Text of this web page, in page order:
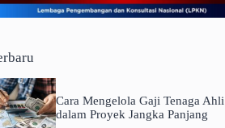
Cara Mengelola Gaji Tenaga Ahli
dalam Proyek Jangka Panjang